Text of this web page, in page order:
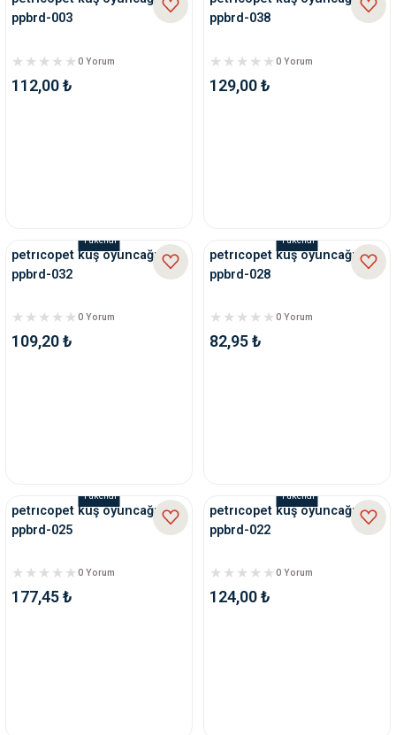
ppbrd-003
0 Yorum
112,00 ₺
ppbrd-038
0 Yorum
129,00 ₺
Tükendi
petrıcopet kuş oyuncağı
ppbrd-032
0 Yorum
109,20 ₺
Tükendi
petrıcopet kuş oyuncağı
ppbrd-028
0 Yorum
82,95 ₺
Tükendi
petrıcopet kuş oyuncağı
ppbrd-025
0 Yorum
177,45 ₺
Tükendi
petrıcopet kuş oyuncağı
ppbrd-022
0 Yorum
124,00 ₺